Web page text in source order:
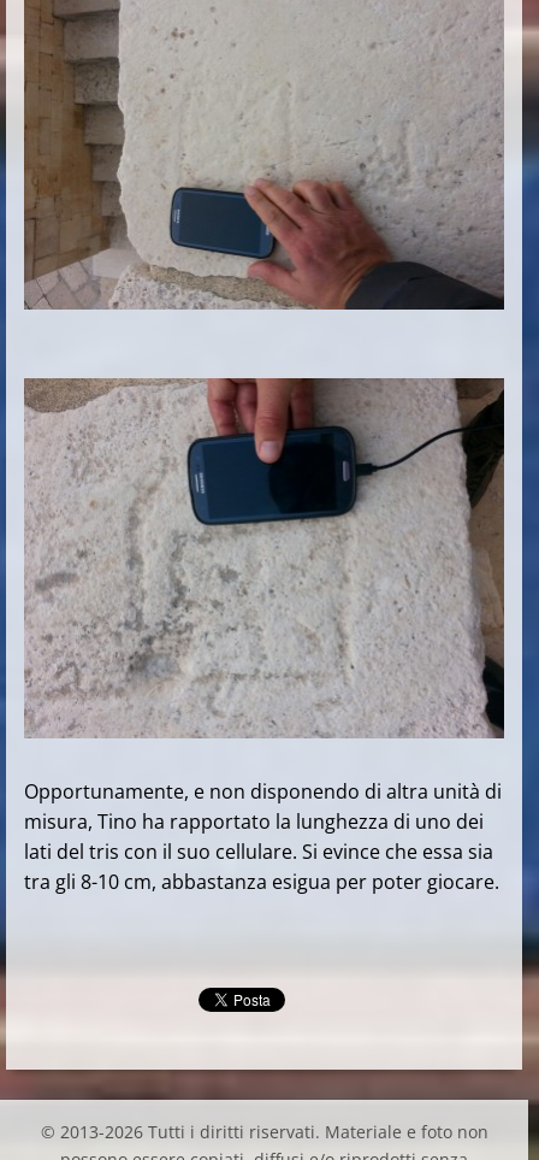
Opportunamente, e non disponendo di altra unità di
misura, Tino ha rapportato la lunghezza di uno dei
lati del tris con il suo cellulare. Si evince che essa sia
tra gli 8-10 cm, abbastanza esigua per poter giocare.
© 2013-2026 Tutti i diritti riservati. Materiale e foto non